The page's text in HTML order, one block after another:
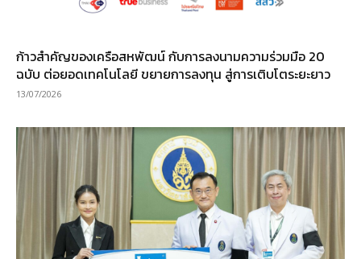
ก้าวสำคัญของเครือสหพัฒน์ กับการลงนามความร่วมมือ 20
ฉบับ ต่อยอดเทคโนโลยี ขยายการลงทุน สู่การเติบโตระยะยาว
13/07/2026